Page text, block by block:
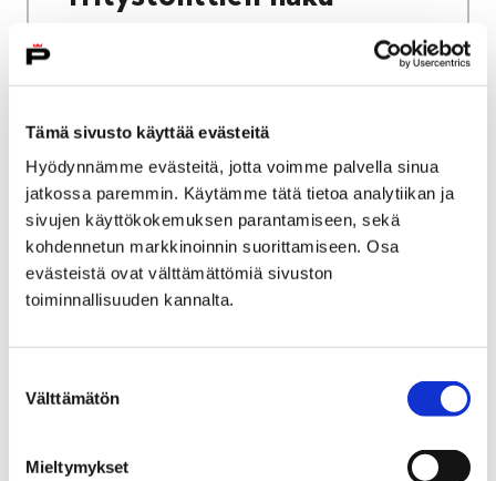
Tämä sivusto käyttää evästeitä
Hyödynnämme evästeitä, jotta voimme palvella sinua
jatkossa paremmin. Käytämme tätä tietoa analytiikan ja
sivujen käyttökokemuksen parantamiseen, sekä
kohdennetun markkinoinnin suorittamiseen. Osa
evästeistä ovat välttämättömiä sivuston
toiminnallisuuden kannalta.
valinta
Välttämätön
Mieltymykset
Sähköinen asiointi ja lomakkeet
Työ ja yrittäminen
Porin kaupunki työnantajana
Porin kaupungin avoimet työpaikat
Porin kaupungin avoimet
työpaikat
linkistä, joka ohjautuu Kuntarekryyn.